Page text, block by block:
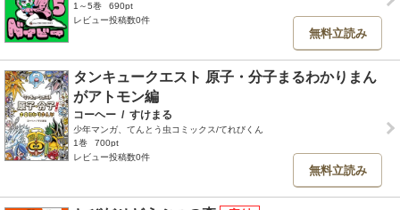
1～5巻
690pt
レビュー投稿数0件
無料立読み
タンキュークエスト 原子・分子まるわかりまん
がアトモン編
コーヘー / すけまる
少年マンガ、てんとう虫コミックス/てれびくん
1巻
700pt
レビュー投稿数0件
無料立読み